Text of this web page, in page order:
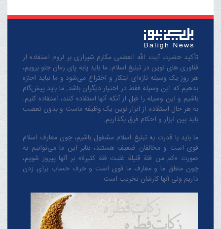
تأکید حضرت آیت الله العظمی مکارم شیرازی بر لزوم استفاده از
فناوری های نوین در تبلیغ اسلام: ما باید پابه پای زمان جلو برویم،
هر روز یک وسیله تازه‌ای ابتکار و اختراع می‌شود و ما نباید اجازه
بدهیم که این وسیله فقط در اختیار دیگران باشد. ما باید پیش‌گام
باشیم و این وسیله را قبل از آنکه آنها استفاده کنند، استفاده کنیم.
به هر حال استفاده از ابزار نوین یک وظیفه ماست و بدون تعصب
باید بین ابزار و احکام فرق بگذاریم.
ما باید با قدرت به تبلیغ اسلام مشغول باشیم، چون معارف اسلام
قوی است و مخالفان ضعیف هستند، بنابر این ما می‌توانیم به
صورت «کم من فئة قلیلة غلبت فئة کثیرة» بر آنها پیروز شویم،
چون منطق‌ ما و معارف ‌ما قوی است و حرف حساب برای زدن
داریم ولی آنها کارشان تخریب است.